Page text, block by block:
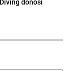
donosi